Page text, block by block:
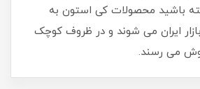
باشید محصولات کی استون به
ایران می شوند و در ظروف کوچک
می رسند.